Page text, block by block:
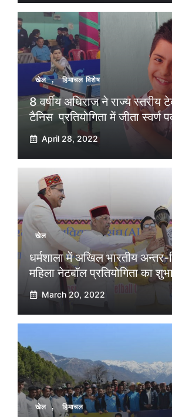
खेल , हिमाचल विशेष
8 वर्षीय अधिराज ने राज्य स्तरीय
टैनिस प्रतियोगिता में जीता स्वर्ण
April 28, 2022
खेल
धर्मशाला में अखिल भारतीय अन्तर-
महिला नेटबॉल प्रतियोगिता का
March 20, 2022
खेल , हिमाचल